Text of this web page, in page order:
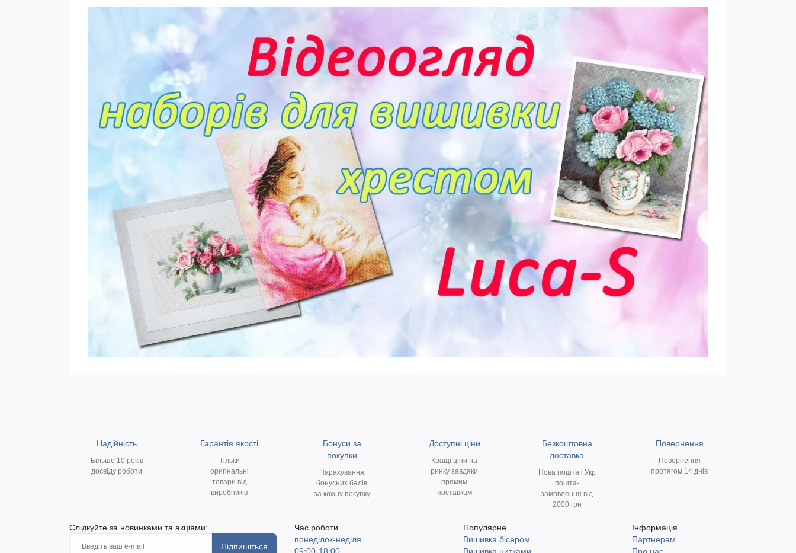
Надійність
Більше 10 років
досвіду роботи
Гарантія якості
Тільки
оригінальні
товари від
виробників
Бонуси за
покупки
Нарахування
бонусних балів
за кожну покупку
Доступні ціни
Кращі ціни на
ринку завдяки
прямим
поставкам
Безкоштовна
доставка
Нова пошта і Укр
пошта-
замовлення від
2000 грн
Повернення
Повернення
протягом 14 днів
Слідкуйте за новинками та акціями:
Підпишіться
Час роботи
понеділок-неділя
09:00-18:00
Популярне
Вишивка бісером
Вишивка нитками
Інформація
Партнерам
Про нас